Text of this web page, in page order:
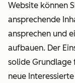
Website können
ansprechende
ansprechen und
aufbauen. Der
solide Grundlage
neue